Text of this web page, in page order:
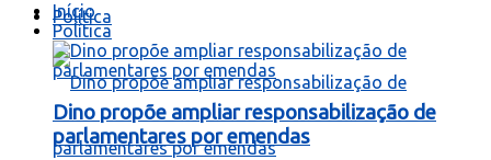
Política
Início
Política
Dino propõe ampliar responsabilização de
parlamentares por emendas